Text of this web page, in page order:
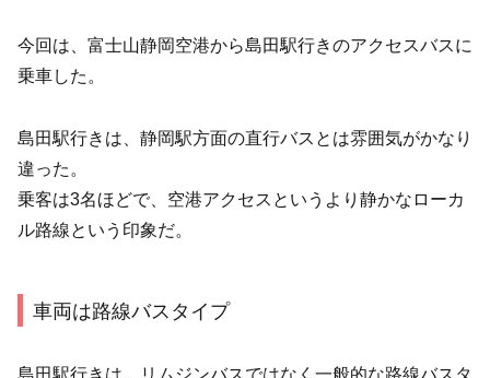
今回は、富士山静岡空港から島田駅行きのアクセスバスに
乗車した。
島田駅行きは、静岡駅方面の直行バスとは雰囲気がかなり
違った。
乗客は3名ほどで、空港アクセスというより静かなローカ
ル路線という印象だ。
車両は路線バスタイプ
島田駅行きは、リムジンバスではなく一般的な路線バスタ